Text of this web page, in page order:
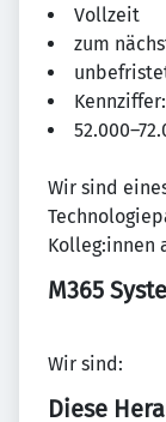
Vollzeit
zum
Wir sind
Kolleg:innen
M365
Wir sind:
Diese